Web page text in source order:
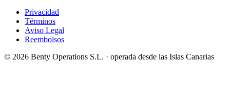
Privacidad
Términos
Aviso Legal
Reembolsos
© 2026 Benty Operations S.L. · operada desde las Islas Canarias